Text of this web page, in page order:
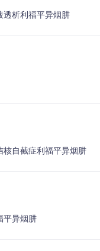
透析利福平异烟肼
核自截症利福平异烟肼
平异烟肼